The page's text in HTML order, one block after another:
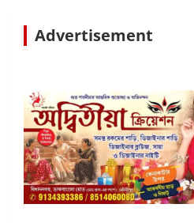
Advertisement